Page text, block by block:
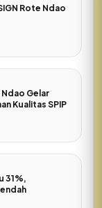
Rote Ndao
Ndao Gelar
Kualitas SPIP
31%,